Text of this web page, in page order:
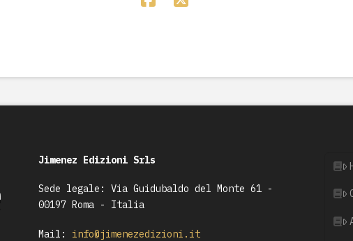
Jimenez Edizioni Srls
Sede legale: Via Guidubaldo del Monte 61 -
00197 Roma - Italia
Mail: info@jimenezedizioni.it